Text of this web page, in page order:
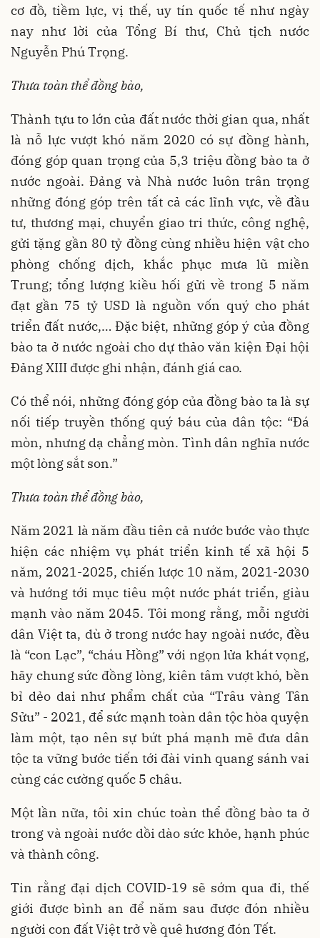
cơ đồ, tiềm lực, vị thế, uy tín quốc tế như ngày
nay như lời của Tổng Bí thư, Chủ tịch nước
Nguyễn Phú Trọng.
Thưa toàn thể đồng bào,
Thành tựu to lớn của đất nước thời gian qua, nhất
là nỗ lực vượt khó năm 2020 có sự đồng hành,
đóng góp quan trọng của 5,3 triệu đồng bào ta ở
nước ngoài. Đảng và Nhà nước luôn trân trọng
những đóng góp trên tất cả các lĩnh vực, về đầu
tư, thương mại, chuyển giao tri thức, công nghệ,
gửi tặng gần 80 tỷ đồng cùng nhiều hiện vật cho
phòng chống dịch, khắc phục mưa lũ miền
Trung; tổng lượng kiều hối gửi về trong 5 năm
đạt gần 75 tỷ USD là nguồn vốn quý cho phát
triển đất nước,… Đặc biệt, những góp ý của đồng
bào ta ở nước ngoài cho dự thảo văn kiện Đại hội
Đảng XIII được ghi nhận, đánh giá cao.
Có thể nói, những đóng góp của đồng bào ta là sự
nối tiếp truyền thống quý báu của dân tộc: “Đá
mòn, nhưng dạ chẳng mòn. Tình dân nghĩa nước
một lòng sắt son.”
Thưa toàn thể đồng bào,
Năm 2021 là năm đầu tiên cả nước bước vào thực
hiện các nhiệm vụ phát triển kinh tế xã hội 5
năm, 2021-2025, chiến lược 10 năm, 2021-2030
và hướng tới mục tiêu một nước phát triển, giàu
mạnh vào năm 2045. Tôi mong rằng, mỗi người
dân Việt ta, dù ở trong nước hay ngoài nước, đều
là “con Lạc”, “cháu Hồng” với ngọn lửa khát vọng,
hãy chung sức đồng lòng, kiên tâm vượt khó, bền
bỉ dẻo dai như phẩm chất của “Trâu vàng Tân
Sửu” - 2021, để sức mạnh toàn dân tộc hòa quyện
làm một, tạo nên sự bứt phá mạnh mẽ đưa dân
tộc ta vững bước tiến tới đài vinh quang sánh vai
cùng các cường quốc 5 châu.
Một lần nữa, tôi xin chúc toàn thể đồng bào ta ở
trong và ngoài nước dồi dào sức khỏe, hạnh phúc
và thành công.
Tin rằng đại dịch COVID-19 sẽ sớm qua đi, thế
giới được bình an để năm sau được đón nhiều
người con đất Việt trở về quê hương đón Tết.